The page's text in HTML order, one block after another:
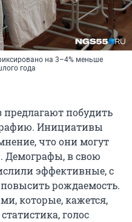
на 3–4% меньше
года
предлагают побудить
Инициативы
что они могут
Демографы, в свою
эффективные, с
рождаемость.
которые, кажется,
голос